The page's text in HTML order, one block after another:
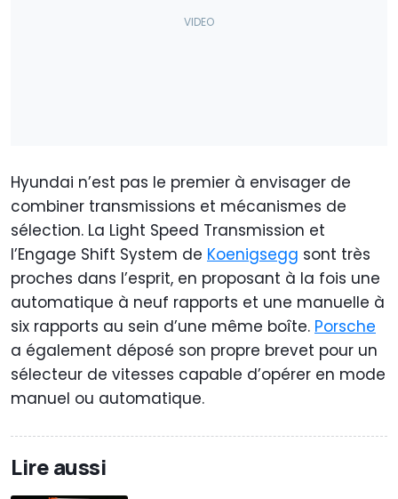
Hyundai n’est pas le premier à envisager de
combiner transmissions et mécanismes de
sélection. La Light Speed Transmission et
l’Engage Shift System de Koenigsegg sont très
proches dans l’esprit, en proposant à la fois une
automatique à neuf rapports et une manuelle à
six rapports au sein d’une même boîte. Porsche
a également déposé son propre brevet pour un
sélecteur de vitesses capable d’opérer en mode
manuel ou automatique.
Lire aussi